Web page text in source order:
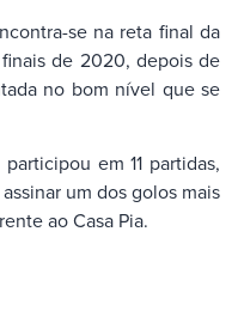
se na reta final da
de 2020, depois de
no bom nível que se
em 11 partidas,
um dos golos mais
ao Casa Pia.